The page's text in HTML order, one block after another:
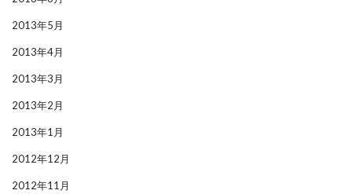
2013年5月
2013年4月
2013年3月
2013年2月
2013年1月
2012年12月
2012年11月